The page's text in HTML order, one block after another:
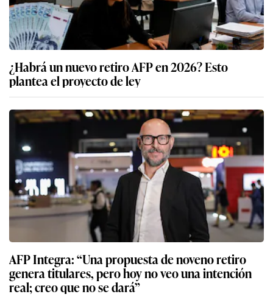
¿Habrá un nuevo retiro AFP en 2026? Esto
plantea el proyecto de ley
AFP Integra: “Una propuesta de noveno retiro
genera titulares, pero hoy no veo una intención
real; creo que no se dará”